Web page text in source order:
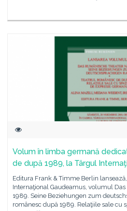
Volum în limba germană
de după 1989, la Târgul
Editura Frank & Timme Berlin
Internaţional Gaudeamus, volumul
1989. Seine Beziehungen zum
românesc după 1989. Relaţiile sale cu